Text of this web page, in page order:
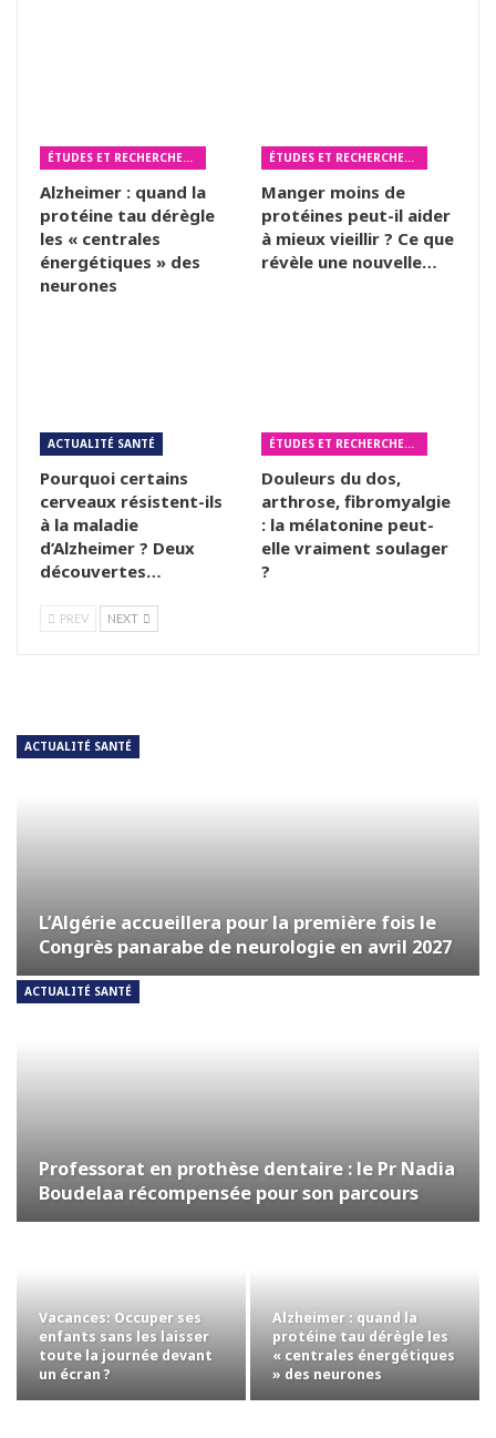
ÉTUDES ET RECHERCHES MÉDICALES
Alzheimer : quand la
protéine tau dérègle
les « centrales
énergétiques » des
neurones
ÉTUDES ET RECHERCHES MÉDICALES
Manger moins de
protéines peut-il aider
à mieux vieillir ? Ce que
révèle une nouvelle…
ACTUALITÉ SANTÉ
Pourquoi certains
cerveaux résistent-ils
à la maladie
d’Alzheimer ? Deux
découvertes…
ÉTUDES ET RECHERCHES MÉDICALES
Douleurs du dos,
arthrose, fibromyalgie
: la mélatonine peut-
elle vraiment soulager
?
PREV NEXT
ACTUALITÉ SANTÉ
L’Algérie accueillera pour la première fois le
Congrès panarabe de neurologie en avril 2027
ACTUALITÉ SANTÉ
Professorat en prothèse dentaire : le Pr Nadia
Boudelaa récompensée pour son parcours
Vacances: Occuper ses
enfants sans les laisser
toute la journée devant
un écran ?
Alzheimer : quand la
protéine tau dérègle les
« centrales énergétiques
» des neurones